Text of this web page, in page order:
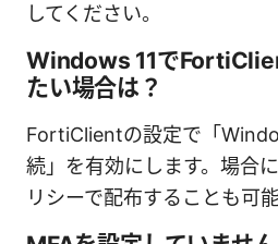
してください。
Windows 11で
たい場合は？
FortiClientの設定で「
続」を有効にします。場合
リシーで配布することも可能